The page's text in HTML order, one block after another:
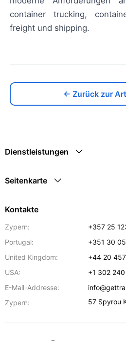
container trucking,
freight und shipping.
← Zurück zur
Dienstleistungen
Seitenkarte
Kontakte
Zypern:
+357 25
Portugal:
+351 30
United Kingdom:
+44 20
USA:
+1 302
E-Mail-Addresse:
Zypern:
57 Spyrou